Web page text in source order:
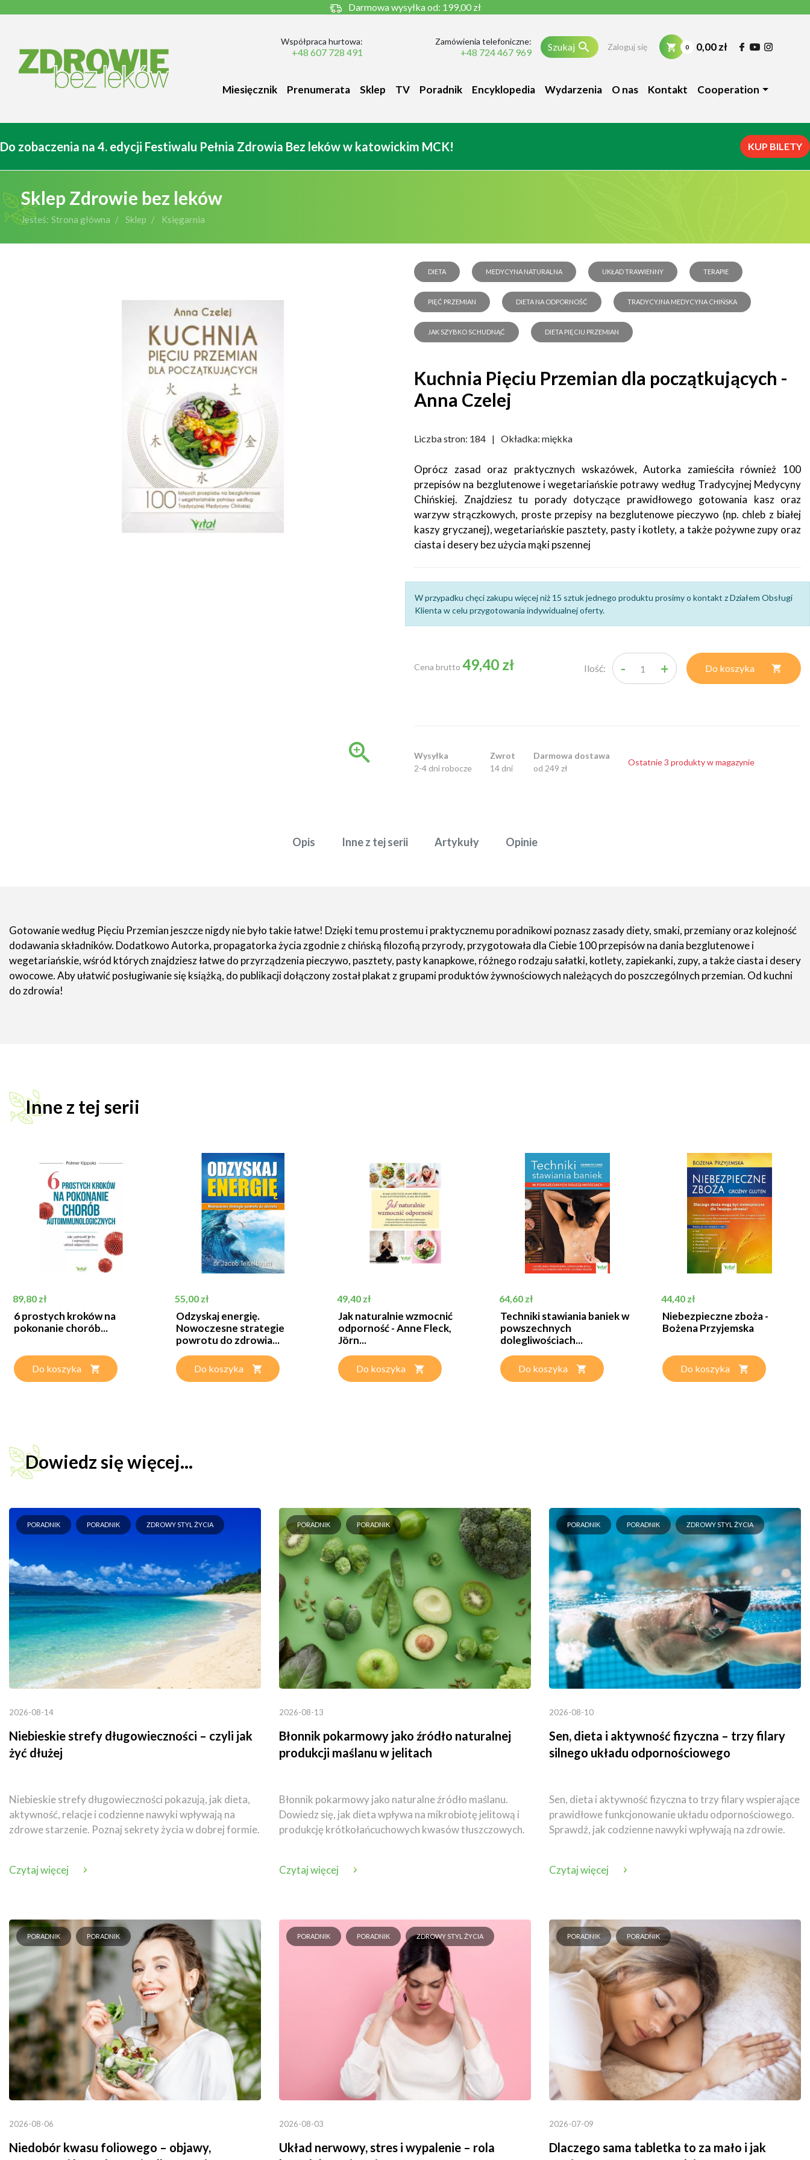
Darmowa wysyłka od: 199,00 zł
Współpraca hurtowa:
+48 607 728 491
Zamówienia telefoniczne:
+48 724 467 969 Szukaj  Zaloguj się 0 0,00 zł
Miesięcznik Prenumerata Sklep TV Poradnik Encyklopedia Wydarzenia O nas Kontakt Cooperation
Do zobaczenia na 4. edycji Festiwalu Pełnia Zdrowia Bez leków w katowickim MCK! KUP BILETY
Sklep Zdrowie bez leków
Jesteś: Strona główna Sklep Księgarnia

DIETA MEDYCYNA NATURALNA UKŁAD TRAWIENNY TERAPIE
PIĘĆ PRZEMIAN DIETA NA ODPORNOŚĆ TRADYCYJNA MEDYCYNA CHIŃSKA
JAK SZYBKO SCHUDNĄĆ DIETA PIĘCIU PRZEMIAN
Kuchnia Pięciu Przemian dla początkujących -
Anna Czelej
Liczba stron: 184 | Okładka: miękka
Oprócz zasad oraz praktycznych wskazówek, Autorka zamieściła również 100
przepisów na bezglutenowe i wegetariańskie potrawy według Tradycyjnej Medycyny
Chińskiej. Znajdziesz tu porady dotyczące prawidłowego gotowania kasz oraz
warzyw strączkowych, proste przepisy na bezglutenowe pieczywo (np. chleb z białej
kaszy gryczanej), wegetariańskie pasztety, pasty i kotlety, a także pożywne zupy oraz
ciasta i desery bez użycia mąki pszennej
W przypadku chęci zakupu więcej niż 15 sztuk jednego produktu prosimy o kontakt z Działem Obsługi
Klienta w celu przygotowania indywidualnej oferty.
Cena brutto 49,40 zł Ilość: - + Do koszyka 
Wysyłka
2-4 dni robocze
Zwrot
14 dni
Darmowa dostawa
od 249 zł
Ostatnie 3 produkty w magazynie
Opis Inne z tej serii Artykuły Opinie
Gotowanie według Pięciu Przemian jeszcze nigdy nie było takie łatwe! Dzięki temu prostemu i praktycznemu poradnikowi poznasz zasady diety, smaki, przemiany oraz kolejność
dodawania składników. Dodatkowo Autorka, propagatorka życia zgodnie z chińską filozofią przyrody, przygotowała dla Ciebie 100 przepisów na dania bezglutenowe i
wegetariańskie, wśród których znajdziesz łatwe do przyrządzenia pieczywo, pasztety, pasty kanapkowe, różnego rodzaju sałatki, kotlety, zapiekanki, zupy, a także ciasta i desery
owocowe. Aby ułatwić posługiwanie się książką, do publikacji dołączony został plakat z grupami produktów żywnościowych należących do poszczególnych przemian. Od kuchni
do zdrowia!
Inne z tej serii
Cena
89,80 zł
6 prostych kroków na
pokonanie chorób...
Do koszyka
Cena
55,00 zł
Odzyskaj energię.
Nowoczesne strategie
powrotu do zdrowia...
Do koszyka
Cena
49,40 zł
Jak naturalnie wzmocnić
odporność - Anne Fleck,
Jörn...
Do koszyka
Cena
64,60 zł
Techniki stawiania baniek w
powszechnych
dolegliwościach...
Do koszyka
Cena
44,40 zł
Niebezpieczne zboża -
Bożena Przyjemska
Do koszyka
Dowiedz się więcej...
PORADNIK PORADNIK ZDROWY STYL ŻYCIA
2026-08-14
Niebieskie strefy długowieczności – czyli jak
żyć dłużej
Niebieskie strefy długowieczności pokazują, jak dieta,
aktywność, relacje i codzienne nawyki wpływają na
zdrowe starzenie. Poznaj sekrety życia w dobrej formie.
Czytaj więcej
PORADNIK PORADNIK
2026-08-13
Błonnik pokarmowy jako źródło naturalnej
produkcji maślanu w jelitach
Błonnik pokarmowy jako naturalne źródło maślanu.
Dowiedz się, jak dieta wpływa na mikrobiotę jelitową i
produkcję krótkołańcuchowych kwasów tłuszczowych.
Czytaj więcej
PORADNIK PORADNIK ZDROWY STYL ŻYCIA
2026-08-10
Sen, dieta i aktywność fizyczna – trzy filary
silnego układu odpornościowego
Sen, dieta i aktywność fizyczna to trzy filary wspierające
prawidłowe funkcjonowanie układu odpornościowego.
Sprawdź, jak codzienne nawyki wpływają na zdrowie.
Czytaj więcej
PORADNIK PORADNIK
2026-08-06
Niedobór kwasu foliowego – objawy,
PORADNIK PORADNIK ZDROWY STYL ŻYCIA
2026-08-03
Układ nerwowy, stres i wypalenie – rola
PORADNIK PORADNIK
2026-07-09
Dlaczego sama tabletka to za mało i jak